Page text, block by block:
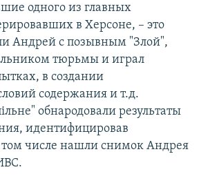
одного из главных
в Херсоне, – это
Андрей с позывным "Злой",
тюрьмы и играл
в создании
содержания и т.д.
обнародовали результаты
идентифицировав
числе нашли снимок Андрея